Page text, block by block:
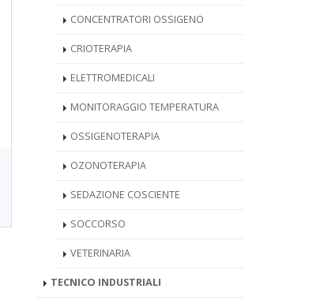
CONCENTRATORI OSSIGENO
CRIOTERAPIA
ELETTROMEDICALI
MONITORAGGIO TEMPERATURA
OSSIGENOTERAPIA
OZONOTERAPIA
SEDAZIONE COSCIENTE
SOCCORSO
VETERINARIA
TECNICO INDUSTRIALI